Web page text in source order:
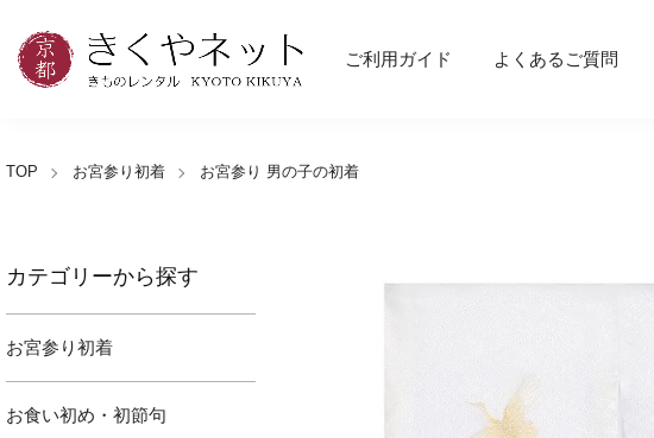
ご利用ガイド よくあるご質問
TOP お宮参り初着 お宮参り 男の子の初着
カテゴリーから探す
お宮参り初着
お食い初め・初節句